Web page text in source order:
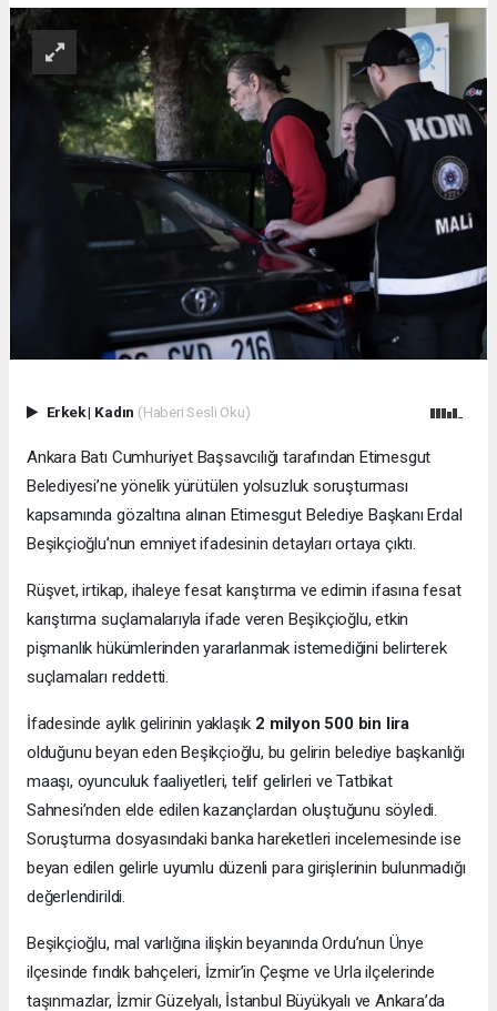
Erkek| Kadın (Haberi Sesli Oku)
Ankara Batı Cumhuriyet Başsavcılığı tarafından Etimesgut
Belediyesi’ne yönelik yürütülen yolsuzluk soruşturması
kapsamında gözaltına alınan Etimesgut Belediye Başkanı Erdal
Beşikçioğlu’nun emniyet ifadesinin detayları ortaya çıktı.
Rüşvet, irtikap, ihaleye fesat karıştırma ve edimin ifasına fesat
karıştırma suçlamalarıyla ifade veren Beşikçioğlu, etkin
pişmanlık hükümlerinden yararlanmak istemediğini belirterek
suçlamaları reddetti.
İfadesinde aylık gelirinin yaklaşık 2 milyon 500 bin lira
olduğunu beyan eden Beşikçioğlu, bu gelirin belediye başkanlığı
maaşı, oyunculuk faaliyetleri, telif gelirleri ve Tatbikat
Sahnesi’nden elde edilen kazançlardan oluştuğunu söyledi.
Soruşturma dosyasındaki banka hareketleri incelemesinde ise
beyan edilen gelirle uyumlu düzenli para girişlerinin bulunmadığı
değerlendirildi.
Beşikçioğlu, mal varlığına ilişkin beyanında Ordu’nun Ünye
ilçesinde fındık bahçeleri, İzmir’in Çeşme ve Urla ilçelerinde
taşınmazlar, İzmir Güzelyalı, İstanbul Büyükyalı ve Ankara’da